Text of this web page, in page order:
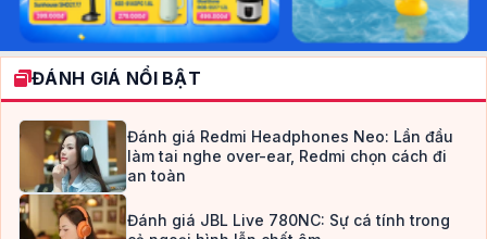
ĐÁNH GIÁ NỔI BẬT
Đánh giá Redmi Headphones Neo: Lần đầu
làm tai nghe over-ear, Redmi chọn cách đi
an toàn
Đánh giá JBL Live 780NC: Sự cá tính trong